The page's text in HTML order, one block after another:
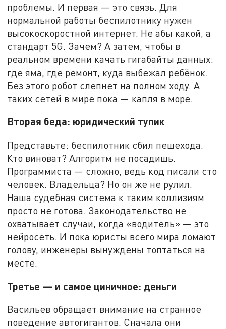
проблемы. И первая — это связь. Для
нормальной работы беспилотнику нужен
высокоскоростной интернет. Не абы какой, а
стандарт 5G. Зачем? А затем, чтобы в
реальном времени качать гигабайты данных:
где яма, где ремонт, куда выбежал ребёнок.
Без этого робот слепнет на полном ходу. А
таких сетей в мире пока — капля в море.
Вторая беда: юридический тупик
Представьте: беспилотник сбил пешехода.
Кто виноват? Алгоритм не посадишь.
Программиста — сложно, ведь код писали сто
человек. Владельца? Но он же не рулил.
Наша судебная система к таким коллизиям
просто не готова. Законодательство не
охватывает случаи, когда «водитель» — это
нейросеть. И пока юристы всего мира ломают
голову, инженеры вынуждены топтаться на
месте.
Третье — и самое циничное: деньги
Васильев обращает внимание на странное
поведение автогигантов. Сначала они